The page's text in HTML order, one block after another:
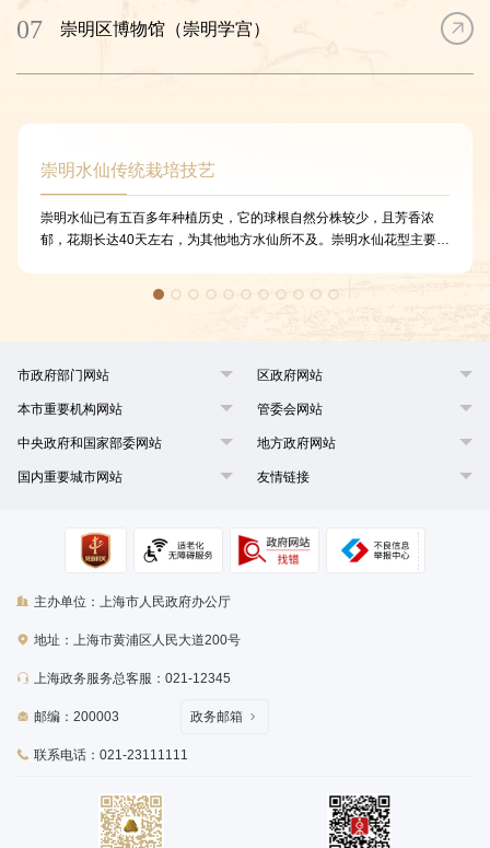
07 崇明区博物馆（崇明学宫）
崇明水仙传统栽培技艺
崇明水仙已有五百多年种植历史，它的球根自然分株较少，且芳香浓
郁，花期长达40天左右，为其他地方水仙所不及。崇明水仙花型主要以
以朴素、淡雅而高洁、脱俗的美感。崇明水仙是无性繁殖，没有开花授
放于阴凉通风处，隆冬后通过催花技术促使其开花。崇明水仙和漳州水
为中国十大名花之一，是上海地区唯一获得农产品地理标志的地方特色
花卉，随着崇明水仙知名度的扩大和人们生活水平的提高，崇明水仙已
第六批市级非遗项目名录。
市政府部门网站 区政府网站
本市重要机构网站 管委会网站
中央政府和国家部委网站 地方政府网站
国内重要城市网站 友情链接
主办单位：上海市人民政府办公厅
地址：上海市黄浦区人民大道200号
上海政务服务总客服：021-12345
邮编：200003
联系电话：021-23111111
政务邮箱